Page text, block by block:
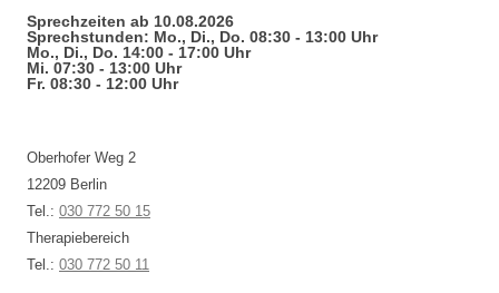
Sprechzeiten ab 10.08.2026
Sprechstunden: Mo., Di., Do. 08:30 - 13:00 Uhr
Mo., Di., Do. 14:00 - 17:00 Uhr
Mi. 07:30 - 13:00 Uhr
Fr. 08:30 - 12:00 Uhr
Oberhofer Weg 2
12209 Berlin
Tel.: 030 772 50 15
Therapiebereich
Tel.: 030 772 50 11